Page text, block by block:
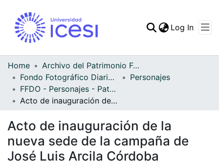
Statistics
Log In
Home
Archivo del Patrimonio Fotográfico y Fílmico del Valle del Cauca
Fondo Fotográfico Diario Occidente
Personajes
FFDO - Personajes - Patrimonial
Acto de inauguración de la nueva sede de la campaña de José Luis Arcila Córdoba
Acto de inauguración de la
nueva sede de la campaña de
José Luis Arcila Córdoba